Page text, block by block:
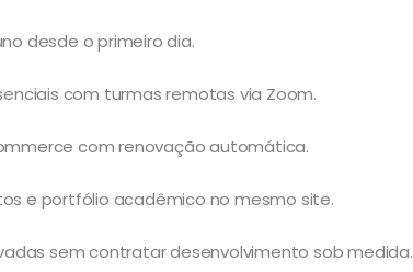
desde o primeiro dia.
com turmas remotas via Zoom.
com renovação automática.
e portfólio acadêmico no mesmo site.
sem contratar desenvolvimento sob medida.